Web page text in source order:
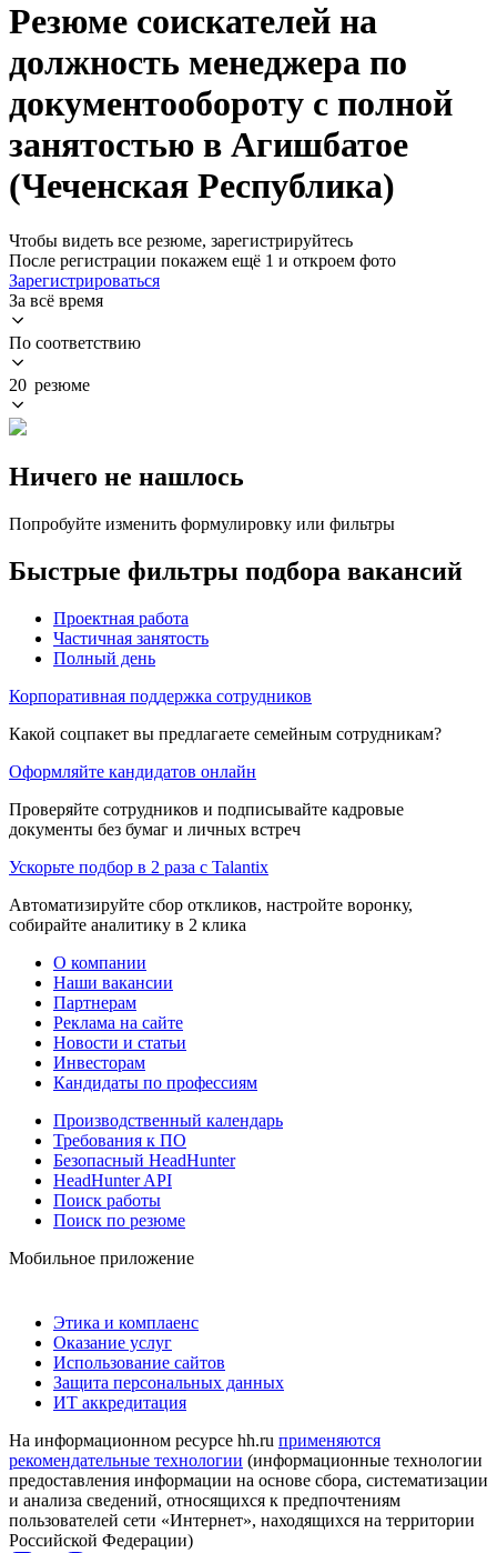
Резюме соискателей на
должность менеджера по
документообороту с полной
занятостью в Агишбатое
(Чеченская Республика)
Чтобы видеть все резюме, зарегистрируйтесь
После регистрации покажем ещё 1 и откроем фото
Зарегистрироваться
За всё время
По соответствию
20 резюме
Ничего не нашлось
Попробуйте изменить формулировку или фильтры
Быстрые фильтры подбора вакансий
Проектная работа
Частичная занятость
Полный день
Корпоративная поддержка сотрудников
Какой соцпакет вы предлагаете семейным сотрудникам?
Оформляйте кандидатов онлайн
Проверяйте сотрудников и подписывайте кадровые
документы без бумаг и личных встреч
Ускорьте подбор в 2 раза с Talantix
Автоматизируйте сбор откликов, настройте воронку,
собирайте аналитику в 2 клика
О компании
Наши вакансии
Партнерам
Реклама на сайте
Новости и статьи
Инвесторам
Кандидаты по профессиям
Производственный календарь
Требования к ПО
Безопасный HeadHunter
HeadHunter API
Поиск работы
Поиск по резюме
Мобильное приложение
Этика и комплаенс
Оказание услуг
Использование сайтов
Защита персональных данных
ИТ аккредитация
На информационном ресурсе hh.ru применяются
рекомендательные технологии (информационные технологии
предоставления информации на основе сбора, систематизации
и анализа сведений, относящихся к предпочтениям
пользователей сети «Интернет», находящихся на территории
Российской Федерации)